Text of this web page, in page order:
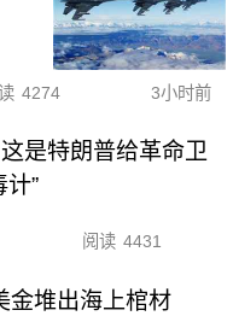
4274 3小时前
是特朗普给革命卫
计”
阅读 4431
金堆出海上棺材